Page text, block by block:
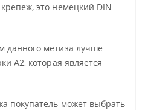
это немецкий DIN
данного метиза лучше
А2, которая является
покупатель может выбрать